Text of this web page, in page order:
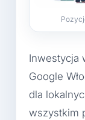
Inwestycja
Google
dla
wszystkim